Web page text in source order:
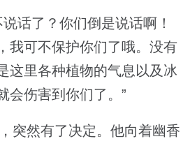
话了？你们倒是说话啊！
我可不保护你们了哦。没有
这里各种植物的气息以及冰
会伤害到你们了。”
突然有了决定。他向着幽香